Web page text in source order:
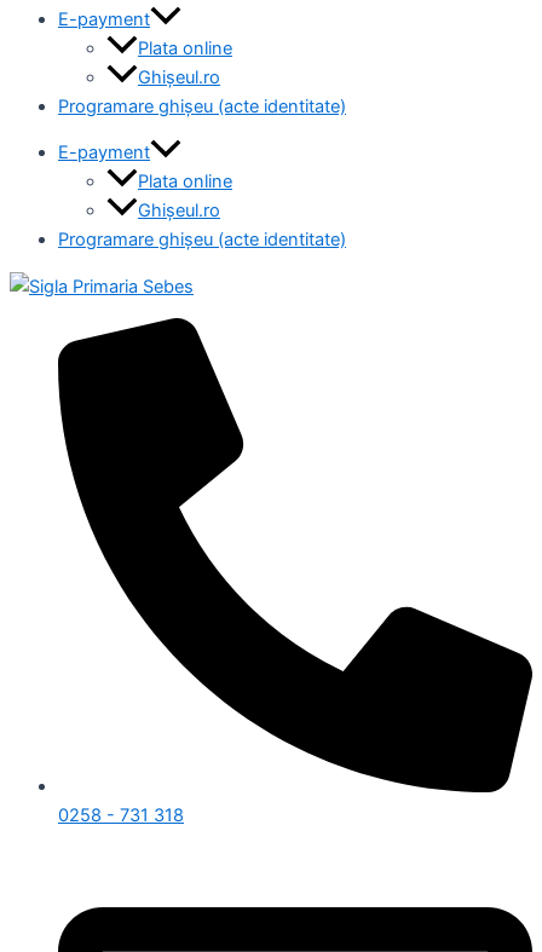
E-payment
Plata online
Ghișeul.ro
Programare ghișeu (acte identitate)
E-payment
Plata online
Ghișeul.ro
Programare ghișeu (acte identitate)
0258 - 731 318